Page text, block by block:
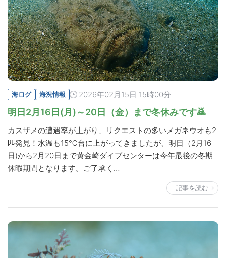
海ログ 海況情報 2026年02月15日 15時00分
明日2月16日(月)～20日（金）まで冬休みです🙇
カスザメの遭遇率が上がり、リクエストの多いメガネウオも2
匹発見！水温も15℃台に上がってきましたが、明日（2月16
日)から2月20日まで黄金崎ダイブセンターは今年最後の冬期
休暇期間となります。ご了承く…
記事を読む